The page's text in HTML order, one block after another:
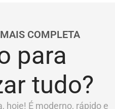
COMPLETA
para
tudo?
hoje! É moderno, rápido e